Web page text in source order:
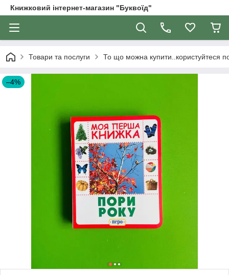
Книжковий інтернет-магазин "Буквоїд"
Товари та послуги То що можна купити..користуйтеся
–4%